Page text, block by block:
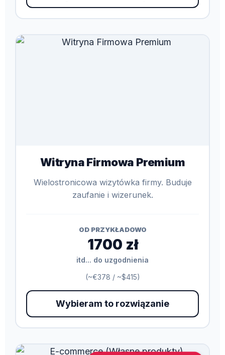
Witryna Firmowa Premium
Wielostronicowa wizytówka firmy. Buduje
zaufanie i wizerunek.
OD PRZYKŁADOWO
1700 zł
itd... do uzgodnienia
(~€378 / ~$415)
Wybieram to rozwiązanie